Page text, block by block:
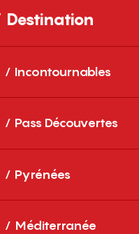
Destination
Incontournables
Pass Découvertes
Pyrénées
Méditerranée
des fêtes,
dans le
expositions,
culturels… un agenda
manquer de